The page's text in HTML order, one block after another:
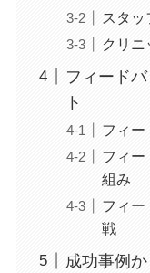
スタ
クリニ
フィード
ト
フィー
フィー
組み
フィー
戦
成功事例